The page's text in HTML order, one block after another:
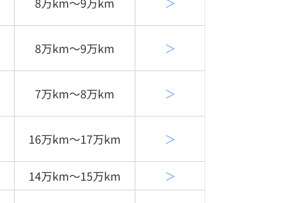
8万km〜9万km ＞
7万km〜8万km ＞
16万km〜17万km ＞
14万km〜15万km
＞